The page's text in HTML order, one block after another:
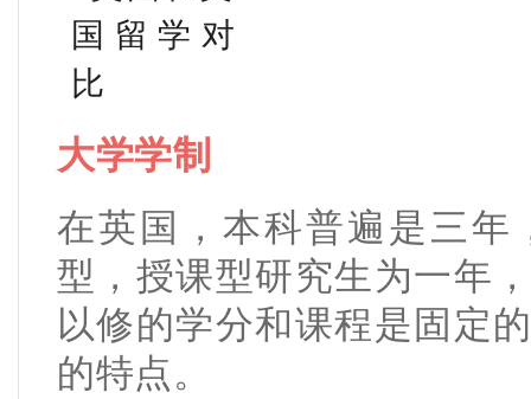
大学学制
在英国，本科普遍是三年
型，授课型研究生为一年
以修的学分和课程是固定
的特点。